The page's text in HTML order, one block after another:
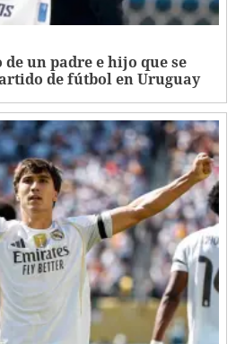
un padre e hijo que se
de fútbol en Uruguay